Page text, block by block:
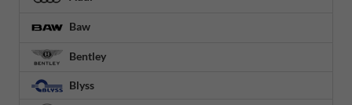
Baw
Bentley
Blyss